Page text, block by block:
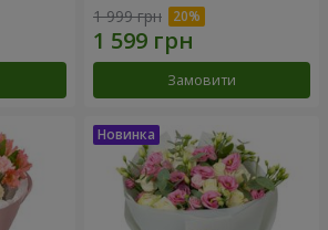
1 999 грн
Замовити